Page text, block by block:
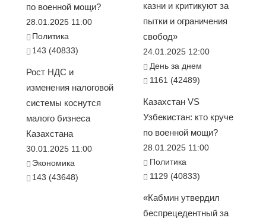
по военной мощи?
28.01.2025 11:00
Политика
143 (40833)
Рост НДС и
изменения налоговой
системы коснутся
малого бизнеса
Казахстана
30.01.2025 11:00
Экономика
143 (43648)
казни и критикуют за
пытки и ограничения
свобод»
24.01.2025 12:00
День за днем
1161 (42489)
Казахстан VS
Узбекистан: кто круче
по военной мощи?
28.01.2025 11:00
Политика
1129 (40833)
«Кабмин утвердил
беспрецедентный за